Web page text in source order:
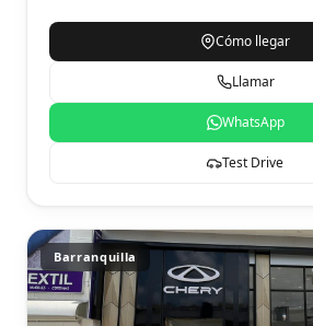
Cómo llegar
Llamar
WhatsApp
Test Drive
Barranquilla